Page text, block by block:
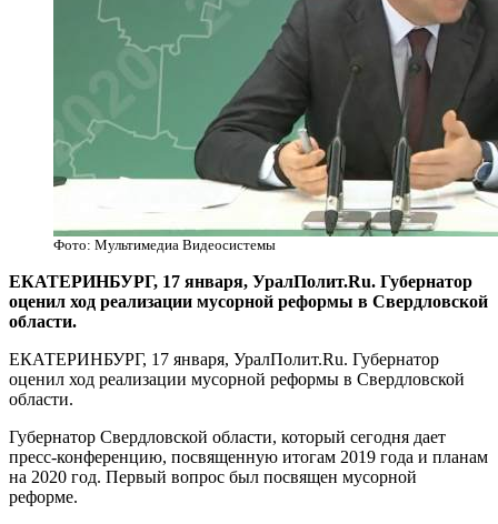
Фото: Мультимедиа Видеосистемы
​ЕКАТЕРИНБУРГ, 17 января, УралПолит.Ru. Губернатор
оценил ход реализации мусорной реформы в Свердловской
области.
ЕКАТЕРИНБУРГ, 17 января, УралПолит.Ru. Губернатор
оценил ход реализации мусорной реформы в Свердловской
области.
Губернатор Свердловской области, который сегодня дает
пресс-конференцию, посвященную итогам 2019 года и планам
на 2020 год. Первый вопрос был посвящен мусорной
реформе.